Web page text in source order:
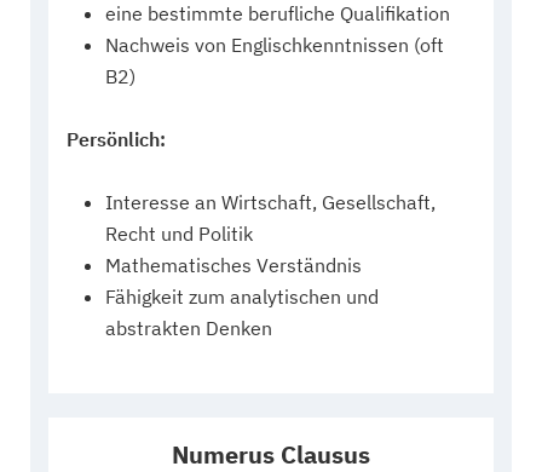
eine bestimmte berufliche Qualifikation
Nachweis von Englischkenntnissen (oft
B2)
Persönlich:
Interesse an Wirtschaft, Gesellschaft,
Recht und Politik
Mathematisches Verständnis
Fähigkeit zum analytischen und
abstrakten Denken
Numerus Clausus